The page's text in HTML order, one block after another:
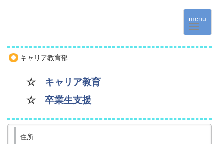
menu
キャリア教育部
☆ キャリア教育
☆ 卒業生支援
住所